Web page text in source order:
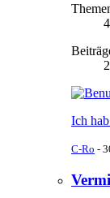
4
Ich
C-Ro -